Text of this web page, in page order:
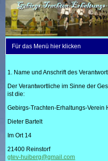
1. Name und Anschrift des
Der Verantwortliche im Sinne der
ist die:
Gebirgs-Trachten-Erhaltungs-Verein
Dieter Bartelt
Im Ort 14
21400 Reinstorf
gtev-huiberg@gmail.com